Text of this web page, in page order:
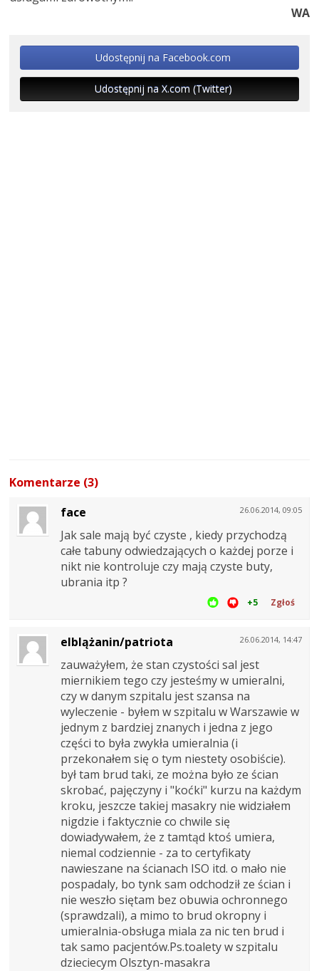
WA
Udostępnij na Facebook.com
Udostępnij na X.com (Twitter)
Komentarze (3)
26.06.2014, 09:05
face
Jak sale mają być czyste , kiedy przychodzą
całe tabuny odwiedzających o każdej porze i
nikt nie kontroluje czy mają czyste buty,
ubrania itp ?
+5 Zgłoś
26.06.2014, 14:47
elblążanin/patriota
zauważyłem, że stan czystości sal jest
miernikiem tego czy jesteśmy w umieralni,
czy w danym szpitalu jest szansa na
wyleczenie - byłem w szpitalu w Warszawie w
jednym z bardziej znanych i jedna z jego
części to była zwykła umieralnia (i
przekonałem się o tym niestety osobiście).
był tam brud taki, ze można było ze ścian
skrobać, pajęczyny i "koćki" kurzu na każdym
kroku, jeszcze takiej masakry nie widziałem
nigdzie i faktycznie co chwile się
dowiadywałem, że z tamtąd ktoś umiera,
niemal codziennie - za to certyfikaty
nawieszane na ścianach ISO itd. o mało nie
pospadaly, bo tynk sam odchodził ze ścian i
nie weszło siętam bez obuwia ochronnego
(sprawdzali), a mimo to brud okropny i
umieralnia-obsługa miala za nic ten brud i
tak samo pacjentów.Ps.toalety w szpitalu
dzieciecym Olsztyn-masakra